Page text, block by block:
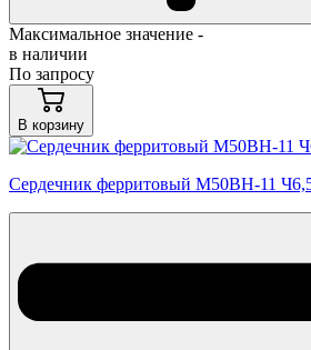
Максимальное значение -
в наличии
По запросу
В корзину
Сердечник ферритовый М50ВН-11